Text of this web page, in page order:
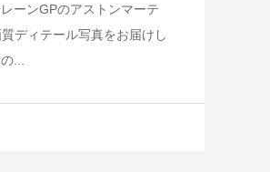
ーンGPのアストンマーテ
ディテール写真をお届けし
...